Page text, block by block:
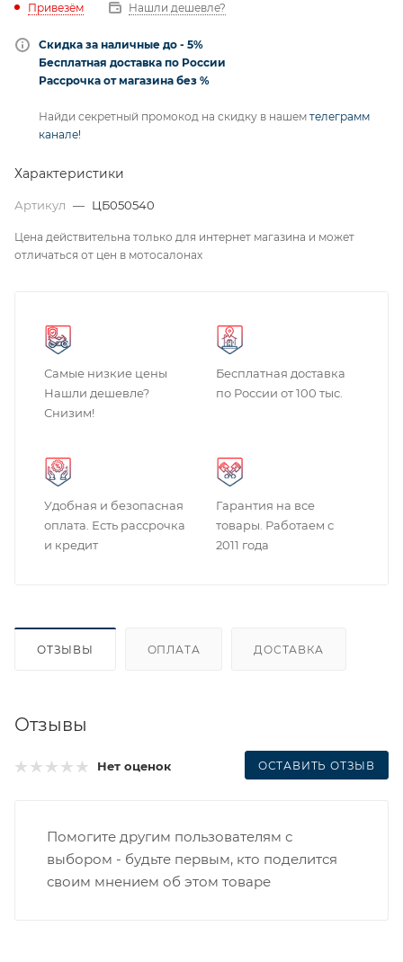
Привезём Нашли дешевле?
Скидка за наличные до - 5%
Бесплатная доставка по России
Рассрочка от магазина без %
Найди секретный промокод на скидку в нашем телеграмм
канале!
Характеристики
Артикул — ЦБ050540
Цена действительна только для интернет магазина и может
отличаться от цен в мотосалонах
Самые низкие цены
Нашли дешевле?
Снизим!
Бесплатная доставка
по России от 100 тыс.
Удобная и безопасная
оплата. Есть рассрочка
и кредит
Гарантия на все
товары. Работаем с
2011 года
ОТЗЫВЫ ОПЛАТА ДОСТАВКА
Отзывы
Нет оценок ОСТАВИТЬ ОТЗЫВ
Помогите другим пользователям с
выбором - будьте первым, кто поделится
своим мнением об этом товаре